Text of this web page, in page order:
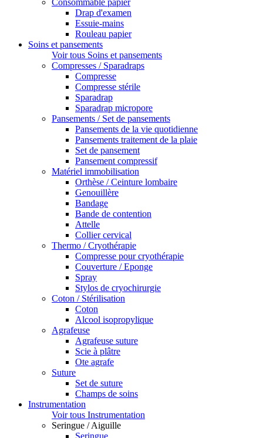
Consommable papier
Drap d'examen
Essuie-mains
Rouleau papier
Soins et pansements
Voir tous Soins et pansements
Compresses / Sparadraps
Compresse
Compresse stérile
Sparadrap
Sparadrap micropore
Pansements / Set de pansements
Pansements de la vie quotidienne
Pansements traitement de la plaie
Set de pansement
Pansement compressif
Matériel immobilisation
Orthèse / Ceinture lombaire
Genouillère
Bandage
Bande de contention
Attelle
Collier cervical
Thermo / Cryothérapie
Compresse pour cryothérapie
Couverture / Eponge
Spray
Stylos de cryochirurgie
Coton / Stérilisation
Coton
Alcool isopropylique
Agrafeuse
Agrafeuse suture
Scie à plâtre
Ote agrafe
Suture
Set de suture
Champs de soins
Instrumentation
Voir tous Instrumentation
Seringue / Aiguille
Seringue